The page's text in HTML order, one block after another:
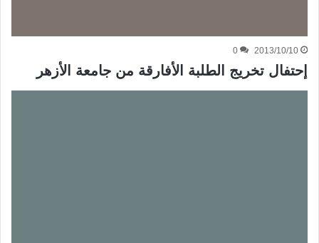
2013/10/10
0
إحتفال تخريج الطلبة الأفارقة من جامعة الأزهر